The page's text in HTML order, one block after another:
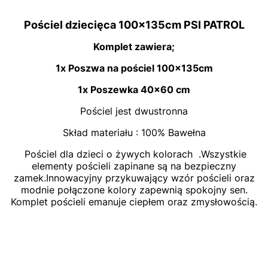
Pościel dziecięca 100x135cm PSI PATROL
Komplet zawiera;
1x Poszwa na pościel 100x135cm
1x Poszewka 40x60 cm
Pościel jest dwustronna
Skład materiału : 100% Bawełna
Pościel dla dzieci o żywych kolorach .Wszystkie
elementy pościeli zapinane są na bezpieczny
zamek.Innowacyjny przykuwający wzór pościeli oraz
modnie połączone kolory zapewnią spokojny sen.
Komplet pościeli emanuje ciepłem oraz zmysłowością.